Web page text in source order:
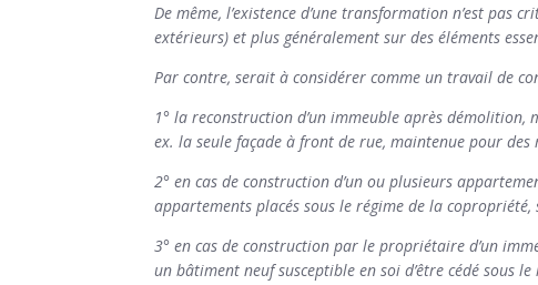
De même, l’existence d’une transformation n’est pas
extérieurs) et plus généralement sur des éléments
Par contre, serait à considérer comme un travail de
1° la reconstruction d’un immeuble après démolition,
ex. la seule façade à front de rue, maintenue pour
2° en cas de construction d’un ou plusieurs
appartements placés sous le régime de la copropriété,
3° en cas de construction par le propriétaire d’un
un bâtiment neuf susceptible en soi d’être cédé sous